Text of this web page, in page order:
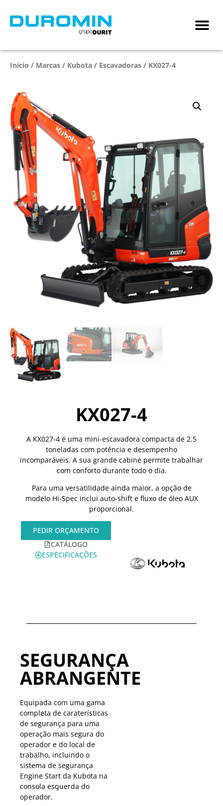
Início / Marcas / Kubota / Escavadoras / KX027-4
KX027-4
A KX027-4 é uma mini-escavadora compacta de 2.5
toneladas com potência e desempenho
incomparáveis. A sua grande cabine permite trabalhar
com conforto durante todo o dia.
Para uma versatilidade ainda maior, a opção de
modelo Hi-Spec inclui auto-shift e fluxo de óleo AUX
proporcional.
PEDIR ORÇAMENTO
CATÁLOGO
ESPECIFICAÇÕES
SEGURANÇA
ABRANGENTE
Equipada com uma gama
completa de caraterísticas
de segurança para uma
operação mais segura do
operador e do local de
trabalho, incluindo o
sistema de segurança
Engine Start da Kubota na
consola esquerda do
operador.